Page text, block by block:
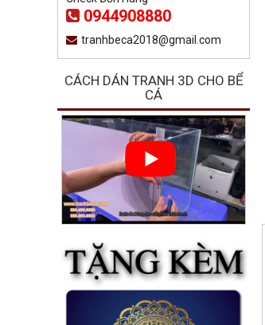
0944908880
tranhbeca2018@gmail.com
CÁCH DÁN TRANH 3D CHO BỂ
CÁ